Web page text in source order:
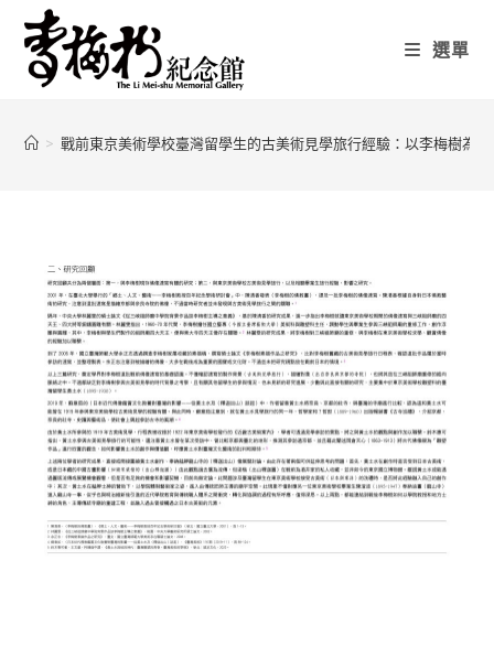
選單
> 戰前東京美術學校臺灣留學生的古美術見學旅行經驗：以李梅樹為